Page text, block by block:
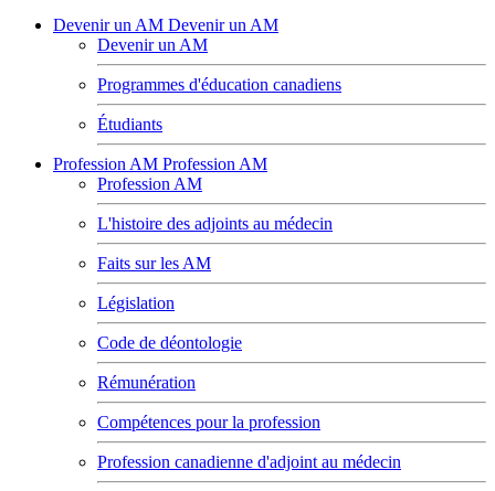
Devenir un AM Devenir un AM
Devenir un AM
Programmes d'éducation canadiens
Étudiants
Profession AM Profession AM
Profession AM
L'histoire des adjoints au médecin
Faits sur les AM
Législation
Code de déontologie
Rémunération
Compétences pour la profession
Profession canadienne d'adjoint au médecin